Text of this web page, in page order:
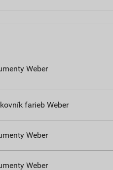
Weber
farieb Weber
Weber
Weber